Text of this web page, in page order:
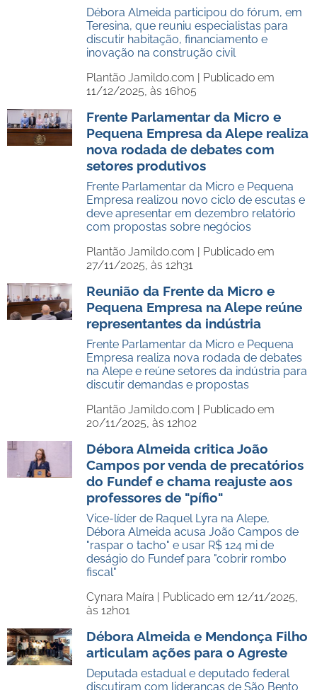
Débora Almeida participou do fórum, em
Teresina, que reuniu especialistas para
discutir habitação, financiamento e
inovação na construção civil
Plantão Jamildo.com | Publicado em
11/12/2025, às 16h05
Frente Parlamentar da Micro e
Pequena Empresa da Alepe realiza
nova rodada de debates com
setores produtivos
Frente Parlamentar da Micro e Pequena
Empresa realizou novo ciclo de escutas e
deve apresentar em dezembro relatório
com propostas sobre negócios
Plantão Jamildo.com | Publicado em
27/11/2025, às 12h31
Reunião da Frente da Micro e
Pequena Empresa na Alepe reúne
representantes da indústria
Frente Parlamentar da Micro e Pequena
Empresa realiza nova rodada de debates
na Alepe e reúne setores da indústria para
discutir demandas e propostas
Plantão Jamildo.com | Publicado em
20/11/2025, às 12h02
Débora Almeida critica João
Campos por venda de precatórios
do Fundef e chama reajuste aos
professores de "pífio"
Vice-líder de Raquel Lyra na Alepe,
Débora Almeida acusa João Campos de
"raspar o tacho" e usar R$ 124 mi de
deságio do Fundef para "cobrir rombo
fiscal"
Cynara Maíra | Publicado em 12/11/2025,
às 12h01
Débora Almeida e Mendonça Filho
articulam ações para o Agreste
Deputada estadual e deputado federal
discutiram com lideranças de São Bento